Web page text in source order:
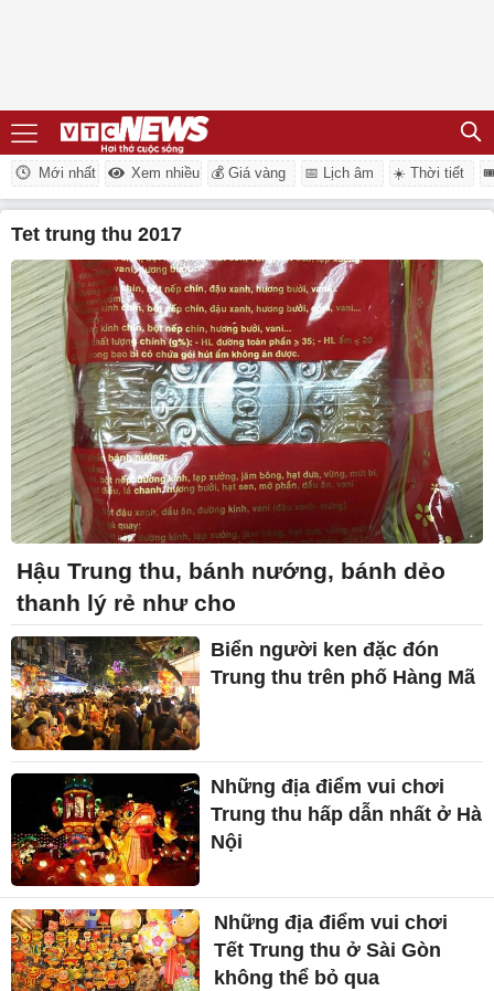
Mới nhất Xem nhiều 💰 Giá vàng 📅 Lịch âm ☀️ Thời tiết
tet trung thu 2017
Hậu Trung thu, bánh nướng, bánh dẻo
thanh lý rẻ như cho
Biển người ken đặc đón
Trung thu trên phố Hàng Mã
Những địa điểm vui chơi
Trung thu hấp dẫn nhất ở Hà
Nội
Những địa điểm vui chơi
Tết Trung thu ở Sài Gòn
không thể bỏ qua